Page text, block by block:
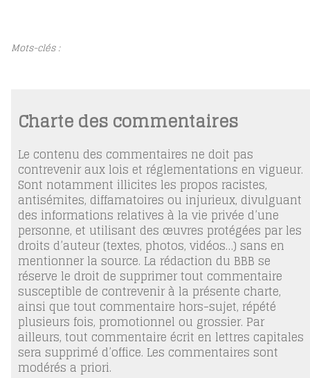
Mots-clés :
Charte des commentaires
Le contenu des commentaires ne doit pas
contrevenir aux lois et réglementations en vigueur.
Sont notamment illicites les propos racistes,
antisémites, diffamatoires ou injurieux, divulguant
des informations relatives à la vie privée d’une
personne, et utilisant des œuvres protégées par les
droits d’auteur (textes, photos, vidéos…) sans en
mentionner la source. La rédaction du BBB se
réserve le droit de supprimer tout commentaire
susceptible de contrevenir à la présente charte,
ainsi que tout commentaire hors-sujet, répété
plusieurs fois, promotionnel ou grossier. Par
ailleurs, tout commentaire écrit en lettres capitales
sera supprimé d’office. Les commentaires sont
modérés a priori.